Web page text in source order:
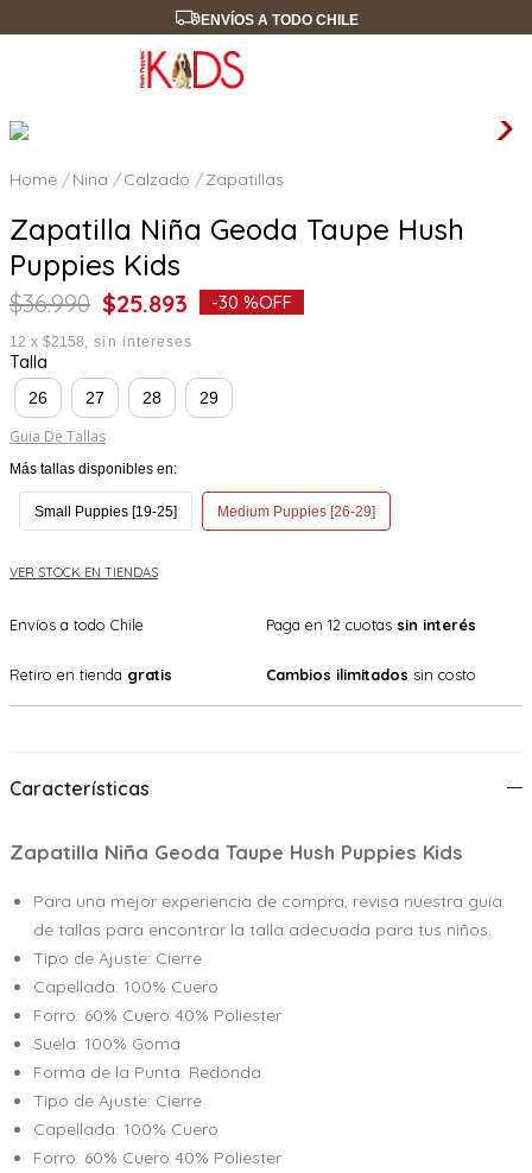
ENVÍOS A TODO CHILE
Nina Calzado Zapatillas
Zapatilla Niña Geoda Taupe Hush
Puppies Kids
$36.990 $25.893 -30 %OFF
12 x $2158 sin intereses
Talla
26 27 28 29
Guia De Tallas
Más tallas disponibles en:
Small Puppies [19-25] Medium Puppies [26-29]
VER STOCK EN TIENDAS
Envíos a todo Chile Paga en 12 cuotas sin interés
Retiro en tienda gratis Cambios ilimitados sin costo
Características
Zapatilla Niña Geoda Taupe Hush Puppies Kids
Para una mejor experiencia de compra, revisa nuestra guía
de tallas para encontrar la talla adecuada para tus niños.
Tipo de Ajuste: Cierre
Capellada: 100% Cuero
Forro: 60% Cuero 40% Poliester
Suela: 100% Goma
Forma de la Punta: Redonda
Tipo de Ajuste: Cierre
Capellada: 100% Cuero
Forro: 60% Cuero 40% Poliester